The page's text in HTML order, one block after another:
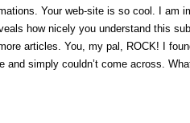
Your web-site is so cool. I am
how nicely you understand this
articles. You, my pal, ROCK! I
and simply couldn’t come across.